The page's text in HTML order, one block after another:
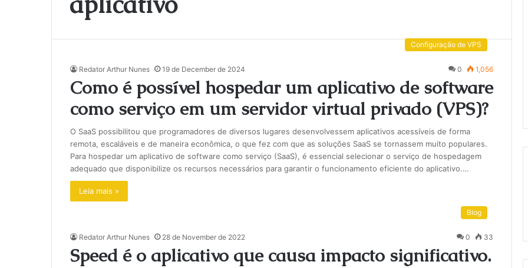
Configuração de VPS
Redator Arthur Nunes 19 de December de 2024 0 1,056
Como é possível hospedar um aplicativo de software
como serviço em um servidor virtual privado (VPS)?
O SaaS possibilitou que programadores de diversos lugares desenvolvessem aplicativos acessíveis de forma
remota, escaláveis e de maneira econômica, o que fez com que as soluções SaaS se tornassem muito populares.
Para hospedar um aplicativo de software como serviço (SaaS), é essencial selecionar o serviço de hospedagem
adequado que disponibilize os recursos necessários para garantir o funcionamento eficiente do aplicativo.…
Leia mais »
Blog
Redator Arthur Nunes 28 de November de 2022 0 33
Speed é o aplicativo que causa impacto significativo.